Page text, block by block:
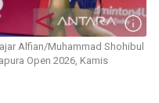
Alfian/Muhammad Shohibul
Open 2026, Kamis